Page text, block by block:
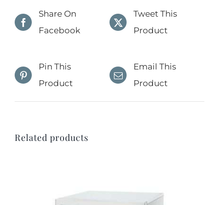
Share On
Facebook
Tweet This
Product
Pin This
Product
Email This
Product
Related products